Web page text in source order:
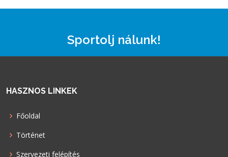
Sportolj nálunk!
HASZNOS LINKEK
Főoldal
Történet
Szervezeti felépítés